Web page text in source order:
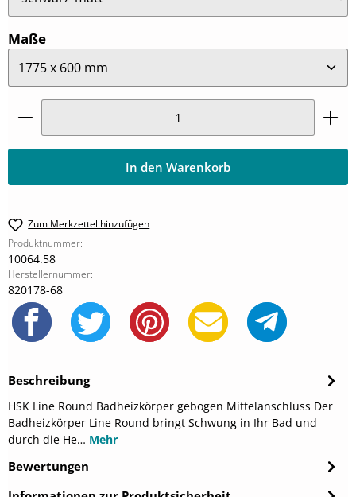
Maßeauswählen
Produkt Anzahl: Gib den gewünschten Wert ein
In den Warenkorb
Zum Merkzettel hinzufügen
Produktnummer:
10064.58
Herstellernummer:
820178-68
Beschreibung
HSK Line Round Badheizkörper gebogen Mittelanschluss Der
Badheizkörper Line Round bringt Schwung in Ihr Bad und
durch die He… Mehr
Bewertungen